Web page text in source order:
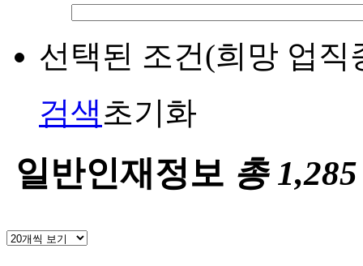
선택된 조건(희망 업
검색초기화
일반인재정보 총 1,285